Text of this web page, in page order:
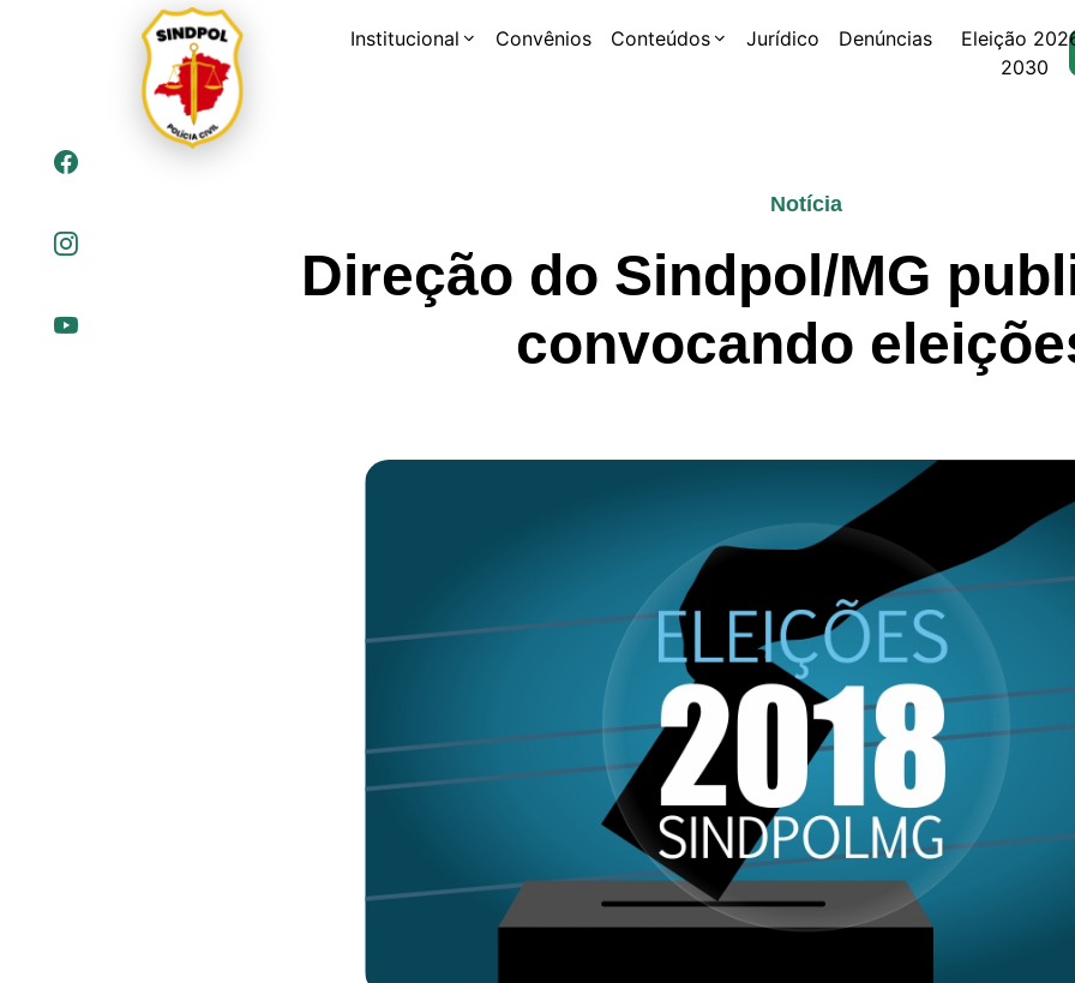
Institucional Convênios Conteúdos Jurídico Denúncias
Eleição
2030
Notícia
Direção do Sindpol/MG
convocando